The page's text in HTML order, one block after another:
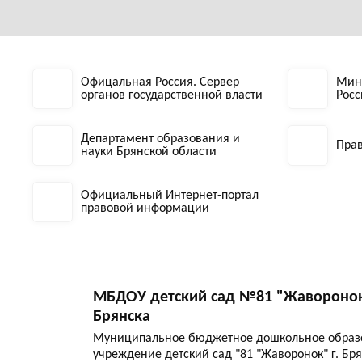
Офицальная Россия. Сервер
органов государственной власти
Департамент образования и
науки Брянской области
Официальный Интернет-портал
правовой информации
МБДОУ детский сад №81
Брянска
Муниципальное бюджетное дошкольное
учреждение детский сад "81 "Жаворонок" г.